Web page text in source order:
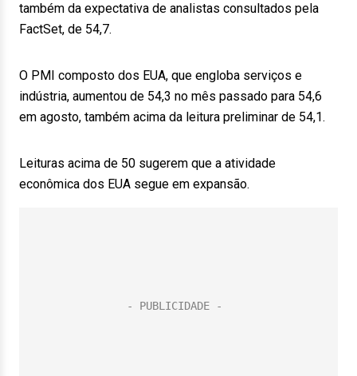
também da expectativa de analistas consultados pela
FactSet, de 54,7.
O PMI composto dos EUA, que engloba serviços e
indústria, aumentou de 54,3 no mês passado para 54,6
em agosto, também acima da leitura preliminar de 54,1.
Leituras acima de 50 sugerem que a atividade
econômica dos EUA segue em expansão.